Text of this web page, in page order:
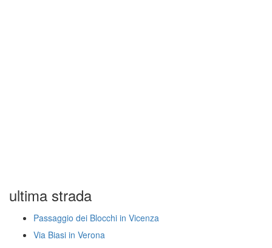
ultima strada
Passaggio dei Blocchi in Vicenza
Via Biasi in Verona